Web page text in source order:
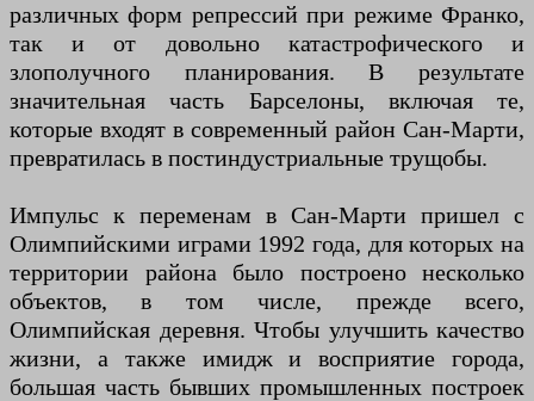
различных форм репрессий при режиме Франко,
так и от довольно катастрофического и
злополучного планирования. В результате
значительная часть Барселоны, включая те,
которые входят в современный район Сан-Марти,
превратилась в постиндустриальные трущобы.
Импульс к переменам в Сан-Марти пришел с
Олимпийскими играми 1992 года, для которых на
территории района было построено несколько
объектов, в том числе, прежде всего,
Олимпийская деревня. Чтобы улучшить качество
жизни, а также имидж и восприятие города,
большая часть бывших промышленных построек